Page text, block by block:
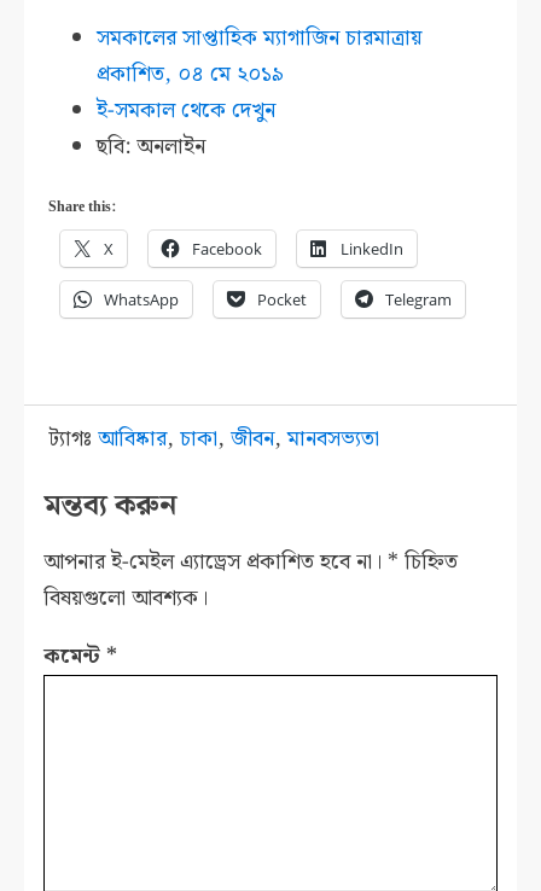
সমকালের সাপ্তাহিক ম্যাগাজিন চারমাত্রায়
প্রকাশিত, ০৪ মে ২০১৯
ই-সমকাল থেকে দেখুন
ছবি: অনলাইন
Share this:
X Facebook LinkedIn
WhatsApp Pocket Telegram
ট্যাগঃআবিষ্কার,চাকা,জীবন,মানবসভ্যতা
মন্তব্য করুন
আপনার ই-মেইল এ্যাড্রেস প্রকাশিত হবে না। * চিহ্নিত
বিষয়গুলো আবশ্যক।
কমেন্ট *